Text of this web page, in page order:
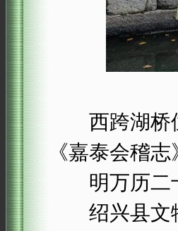
西跨湖桥位
《嘉泰会稽
明万历二十
绍兴县文物